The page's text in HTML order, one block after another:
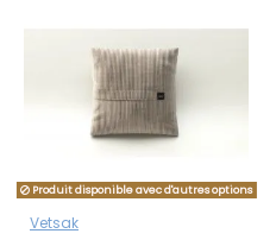
Produit disponible avec d'autres options
Vetsak